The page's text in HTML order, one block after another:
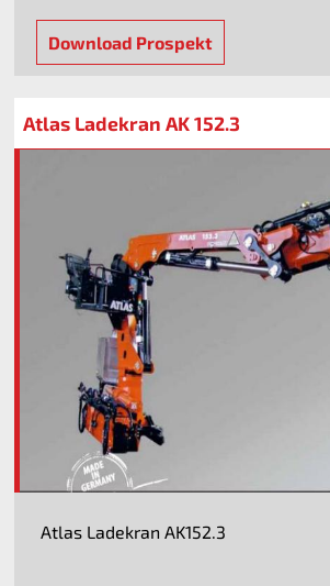
Download Prospekt
Atlas Ladekran AK 152.3
Atlas Ladekran AK152.3